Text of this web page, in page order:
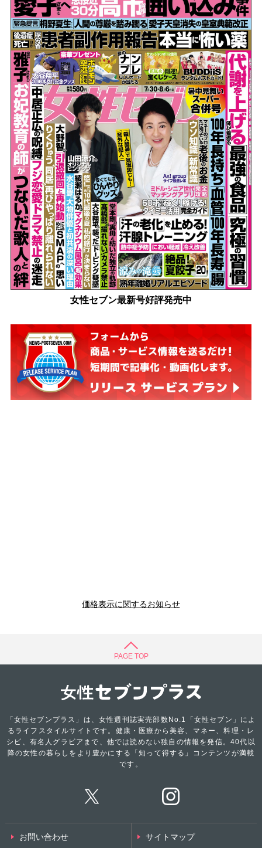
女性セブン最新号好評発売中
価格表示に関するお知らせ
PAGE TOP
「女性セブンプラス」は、女性週刊誌実売部数No.1「女性セブン」によ
るライフスタイルサイトです。健康・医療から美容、マネー、料理・レ
シピ、有名人グラビアまで、他では読めない独自の情報を発信。40代以
降の女性の暮らしをより豊かにする「知って得する」コンテンツが満載
です。
お問い合わせ サイトマップ